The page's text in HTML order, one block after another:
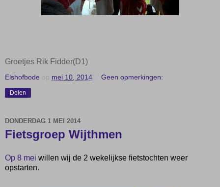
Groetjes Rik Fidder(D1)
Elshofbode op mei 10, 2014 Geen opmerkingen:
Delen
DONDERDAG 1 MEI 2014
Fietsgroep Wijthmen
Op 8 mei willen wij de 2 wekelijkse fietstochten weer
opstarten.